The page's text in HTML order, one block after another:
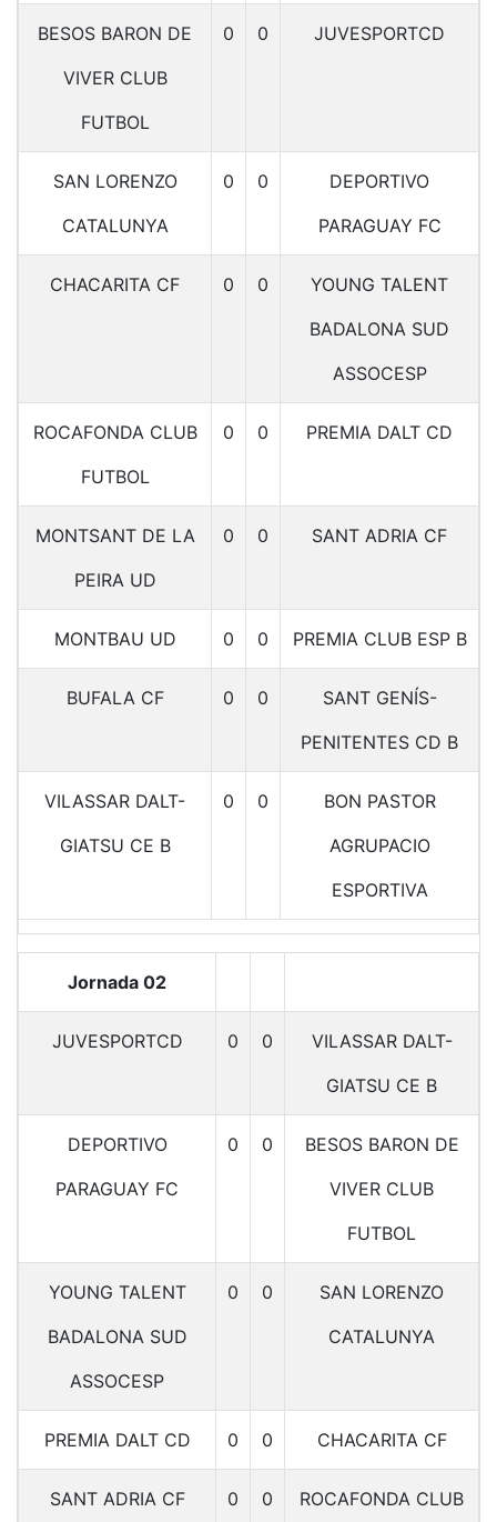
BESOS BARON DE
VIVER CLUB
FUTBOL
0 0 JUVESPORTCD
SAN LORENZO
CATALUNYA
0 0
DEPORTIVO
PARAGUAY FC
CHACARITA CF 0 0
YOUNG TALENT
BADALONA SUD
ASSOCESP
ROCAFONDA CLUB
FUTBOL
0 0 PREMIA DALT CD
MONTSANT DE LA
PEIRA UD
0 0 SANT ADRIA CF
MONTBAU UD 0 0 PREMIA CLUB ESP B
BUFALA CF 0 0
SANT GENÍS-
PENITENTES CD B
VILASSAR DALT-
GIATSU CE B
0 0
BON PASTOR
AGRUPACIO
ESPORTIVA
Jornada 02
JUVESPORTCD 0 0
VILASSAR DALT-
GIATSU CE B
DEPORTIVO
PARAGUAY FC
0 0
BESOS BARON DE
VIVER CLUB
FUTBOL
YOUNG TALENT
BADALONA SUD
ASSOCESP
0 0
SAN LORENZO
CATALUNYA
PREMIA DALT CD 0 0 CHACARITA CF
SANT ADRIA CF 0 0
ROCAFONDA CLUB